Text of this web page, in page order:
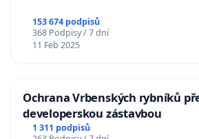
153 674 podpisů
368 Podpisy / 7 dní
11 Feb 2025
Ochrana Vrbenských rybníků
developerskou zástavbou
1 311 podpisů